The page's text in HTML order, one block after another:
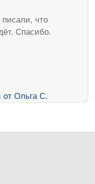
что
Спасибо.